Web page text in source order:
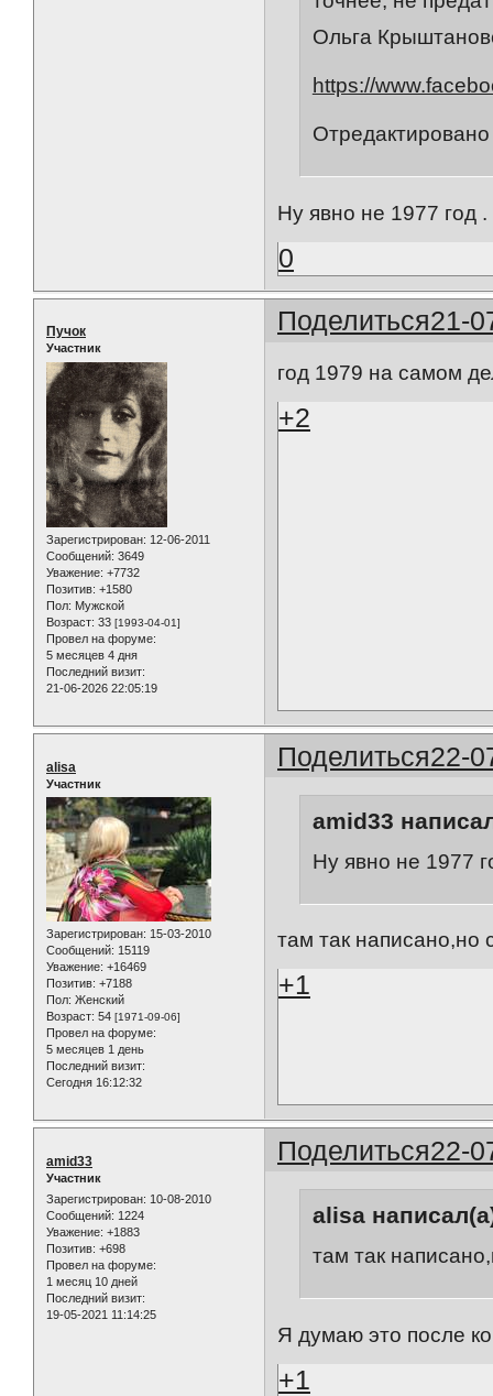
Ольга
https://
Ну явно не 1977 год .
0
Поделиться21-
Пучок
Участник
Зарегистрирован: 12-06-2011
Сообщений: 3649
Уважение: +7732
Позитив: +1580
Пол: Мужской
Возраст: 33 [1993-04-01]
Провел на форуме:
5 месяцев 4 дня
Последний визит:
21-06-2026 22:05:19
год 1979 на самом
+2
Поделиться22-
alisa
Участник
Зарегистрирован: 15-03-2010
Сообщений: 15119
Уважение: +16469
Позитив: +7188
Пол: Женский
Возраст: 54 [1971-09-06]
Провел на форуме:
5 месяцев 1 день
Последний визит:
Сегодня 16:12:32
amid33
Ну явно не 1977
там так написано,но
+1
Поделиться22-
amid33
Участник
Зарегистрирован: 10-08-2010
Сообщений: 1224
Уважение: +1883
Позитив: +698
Провел на форуме:
1 месяц 10 дней
Последний визит:
19-05-2021 11:14:25
alisa
там так
Я думаю это после
+1